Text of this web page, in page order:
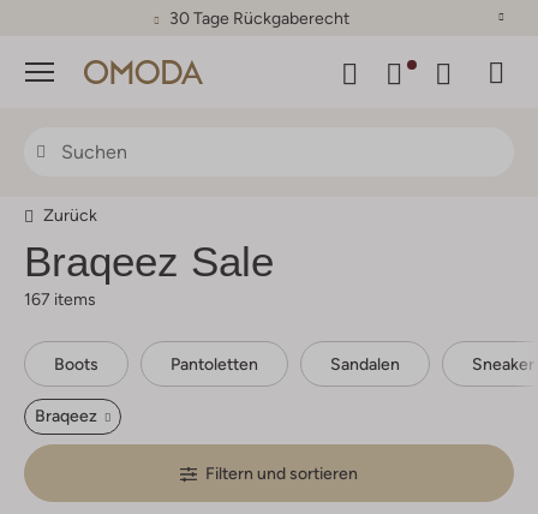
30 Tage Rückgaberecht
Menü
Zurück
Braqeez Sale
167 items
Boots Pantoletten Sandalen Sneaker
Braqeez
Filtern und sortieren